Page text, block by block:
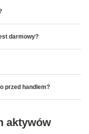
darmowy?
przed handlem?
aktywów